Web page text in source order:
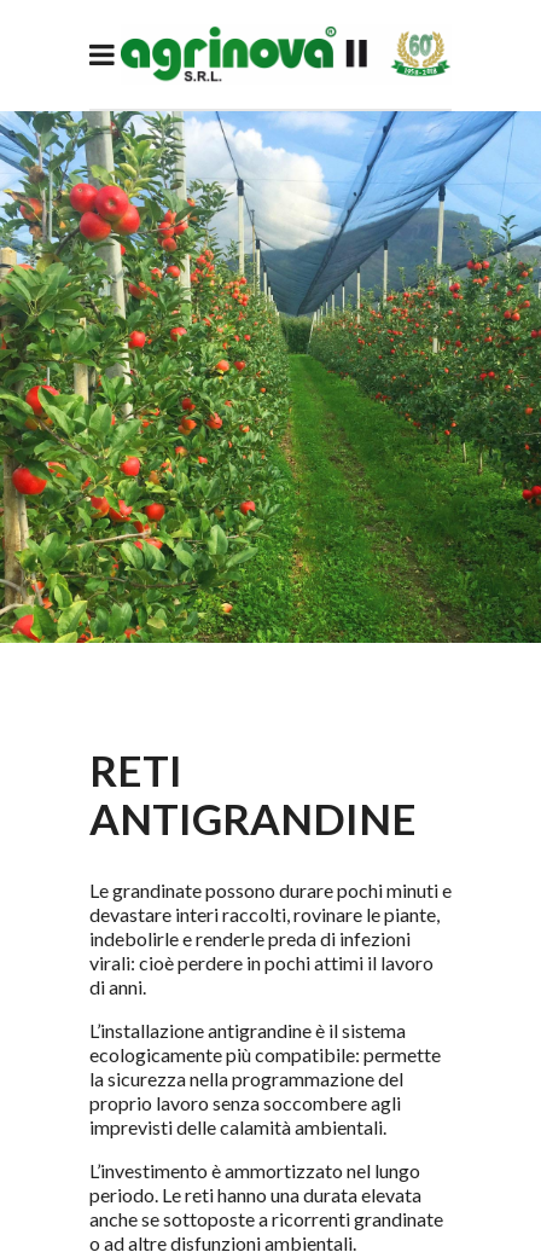
RETI
ANTIGRANDINE
Le grandinate possono durare pochi minuti e
devastare interi raccolti, rovinare le piante,
indebolirle e renderle preda di infezioni
virali: cioè perdere in pochi attimi il lavoro
di anni.
L’installazione antigrandine è il sistema
ecologicamente più compatibile: permette
la sicurezza nella programmazione del
proprio lavoro senza soccombere agli
imprevisti delle calamità ambientali.
L’investimento è ammortizzato nel lungo
periodo. Le reti hanno una durata elevata
anche se sottoposte a ricorrenti grandinate
o ad altre disfunzioni ambientali.